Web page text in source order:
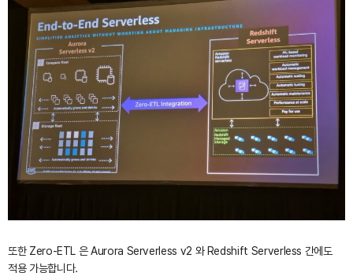
또한 Zero-ETL 은 Aurora Serverless v2 와 Redshift Serverless 간에도
적용 가능합니다.